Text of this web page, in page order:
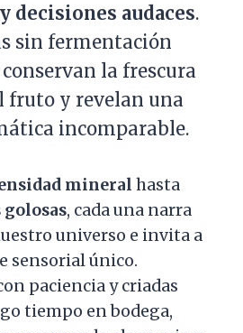
decisiones audaces.
sin fermentación
la frescura
fruto y revelan una
incomparable.
mineral hasta
golosas, cada una narra
universo e invita a
sensorial único.
paciencia y criadas
tiempo en bodega,